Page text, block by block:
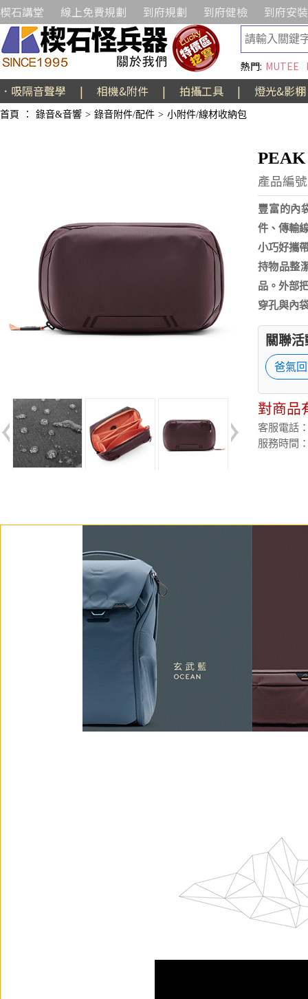
楔石講堂 線上免費規劃 到府規劃 到府健檢 到府安裝
熱門: MUTEE
．吸隔音聲學 | 相機&附件 | 拍攝工具 | 燈光&影棚
首頁 ： 錄音&音響 > 錄音附件/配件 > 小附件/線材收納包
PEAK
產品編
豐富的內
件、傳輸
小巧好攜
持物品整
品。外部
穿孔與內
關聯
爸氣
對商品
客服電話
服務時間